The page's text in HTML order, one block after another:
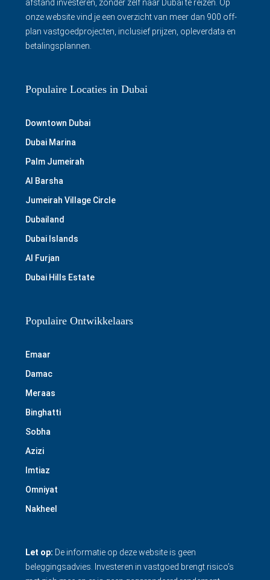
afstand investeren, zonder zelf naar Dubai te reizen. Op
onze website vind je een overzicht van meer dan 900 off-
plan vastgoedprojecten, inclusief prijzen, opleverdata en
betalingsplannen.
Populaire Locaties in Dubai
Downtown Dubai
Dubai Marina
Palm Jumeirah
Al Barsha
Jumeirah Village Circle
Dubailand
Dubai Islands
Al Furjan
Dubai Hills Estate
Populaire Ontwikkelaars
Emaar
Damac
Meraas
Binghatti
Sobha
Azizi
Imtiaz
Omniyat
Nakheel
Let op: De informatie op deze website is geen
beleggingsadvies. Investeren in vastgoed brengt risico’s